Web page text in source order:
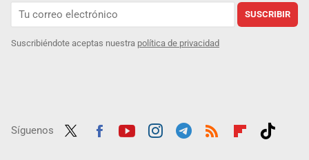
SUSCRIBIR
Suscribiéndote aceptas nuestra política de privacidad
Síguenos